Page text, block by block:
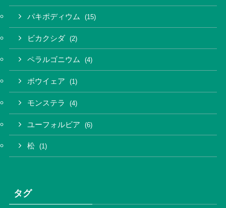
パキポディウム (15)
ビカクシダ (2)
ペラルゴニウム (4)
ボウイェア (1)
モンステラ (4)
ユーフォルビア (6)
松 (1)
タグ